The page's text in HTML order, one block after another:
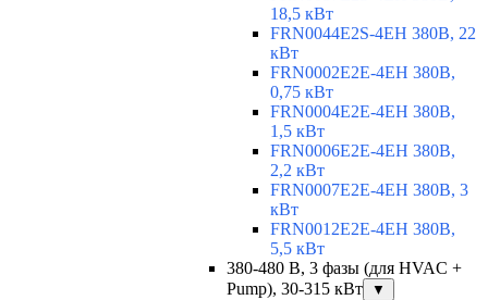
18,5 кВт
FRN0044E2S-4EH 380В, 22
кВт
FRN0002E2E-4EH 380В,
0,75 кВт
FRN0004E2E-4EH 380В,
1,5 кВт
FRN0006E2E-4EH 380В,
2,2 кВт
FRN0007E2E-4EH 380В, 3
кВт
FRN0012E2E-4EH 380В,
5,5 кВт
380-480 В, 3 фазы (для HVAC +
Pump), 30-315 кВт
▼